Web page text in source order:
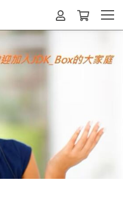
履歷